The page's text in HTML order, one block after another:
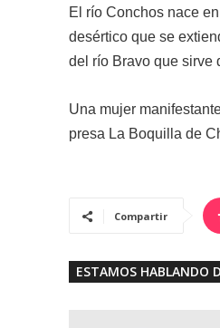
El río Conchos nace
desértico que se
del río Bravo que sirve
Una mujer
presa La Boquilla de
Compartir
ESTAMOS HABLANDO